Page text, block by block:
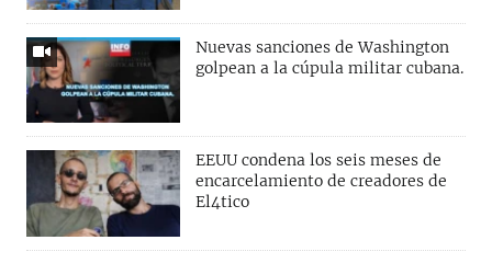
Nuevas sanciones de Washington
golpean a la cúpula militar cubana.
EEUU condena los seis meses de
encarcelamiento de creadores de
El4tico